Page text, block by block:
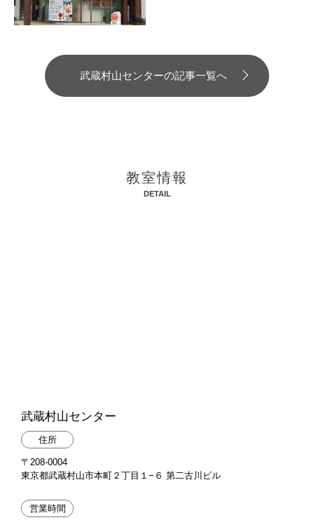
武蔵村山センターの記事一覧へ
教室情報
DETAIL
武蔵村山センター
住所
〒208-0004
東京都武蔵村山市本町２丁目１−６ 第二古川ビル
営業時間